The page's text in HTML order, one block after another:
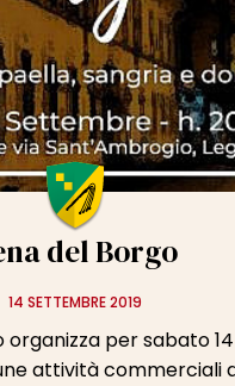
del Borgo
14 SETTEMBRE 2019
organizza per sabato
attività commerciali